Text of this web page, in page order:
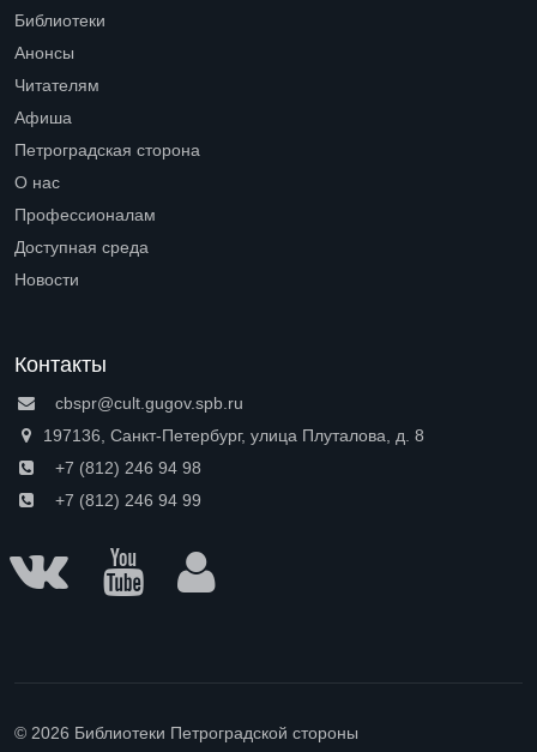
Библиотеки
Анонсы
Читателям
Афиша
Петроградская сторона
О нас
Профессионалам
Доступная среда
Новости
Контакты
cbspr@cult.gugov.spb.ru
197136, Санкт-Петербург, улица Плуталова, д. 8
+7 (812) 246 94 98
+7 (812) 246 94 99
© 2026 Библиотеки Петроградской стороны